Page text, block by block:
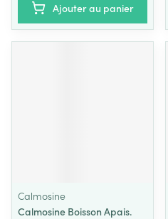
Ajouter au panier
Calmosine
Calmosine Boisson Apais.